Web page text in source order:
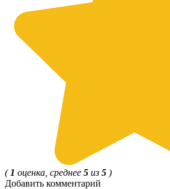
( 1 оценка, среднее 5 из 5 )
Добавить комментарий